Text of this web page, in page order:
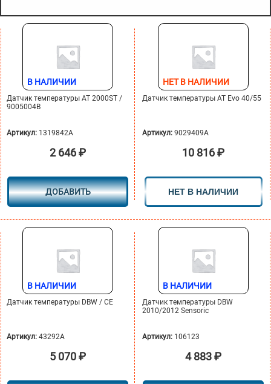
В НАЛИЧИИ
Датчик температуры AT 2000ST /
9005004B
Артикул: 1319842A
2 646₽
ДОБАВИТЬ
НЕТ В НАЛИЧИИ
Датчик температуры AT Evo 40/55
Артикул: 9029409A
10 816₽
НЕТ В НАЛИЧИИ
В НАЛИЧИИ
Датчик температуры DBW / СЕ
Артикул: 43292A
5 070₽
В НАЛИЧИИ
Датчик температуры DBW
2010/2012 Sensoric
Артикул: 106123
4 883₽